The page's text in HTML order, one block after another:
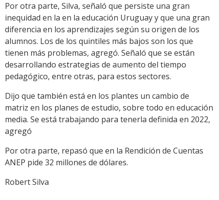
Por otra parte, Silva, señaló que persiste una gran
inequidad en la en la educación Uruguay y que una gran
diferencia en los aprendizajes según su origen de los
alumnos. Los de los quintiles más bajos son los que
tienen más problemas, agregó. Señaló que se están
desarrollando estrategias de aumento del tiempo
pedagógico, entre otras, para estos sectores.
Dijo que también está en los plantes un cambio de
matriz en los planes de estudio, sobre todo en educación
media. Se está trabajando para tenerla definida en 2022,
agregó
Por otra parte, repasó que en la Rendición de Cuentas
ANEP pide 32 millones de dólares.
Robert Silva